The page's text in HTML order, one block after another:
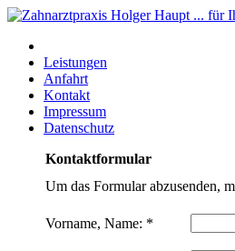
Leistungen
Anfahrt
Kontakt
Impressum
Datenschutz
Kontaktformular
Um das Formular abzusenden,
Vorname, Name: *